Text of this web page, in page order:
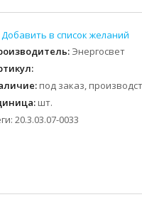
: Энергосвет
:
: под заказ,
: шт.
20.3.03.07-0033